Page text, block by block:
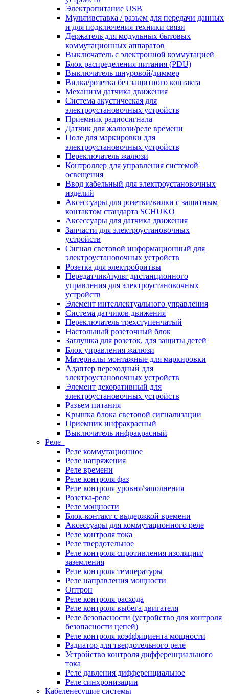
Электропитание USB
Мультивставка / разъем для передачи данных
и для подключения техники связи
Держатель для модульных бытовых
коммутационных аппаратов
Выключатель с электронной коммутацией
Блок распределения питания (PDU)
Выключатель шнуровой/диммер
Вилка/розетка без защитного контакта
Механизм датчика движения
Система акустическая для
электроустановочных устройств
Приемник радиосигнала
Датчик для жалюзи/реле времени
Поле для маркировки для
электроустановочных устройств
Переключатель жалюзи
Контроллер для управления системой
освещения
Ввод кабельный для электроустановочных
изделий
Аксессуары для розетки/вилки с защитным
контактом стандарта SCHUKO
Аксессуары для датчика движения
Запчасти для электроустановочных
устройств
Сигнал световой информационный для
электроустановочных устройств
Розетка для электробритвы
Передатчик/пульт дистанционного
управления для электроустановочных
устройств
Элемент интеллектуального управления
Система датчиков движения
Переключатель трехступенчатый
Настольный розеточный блок
Заглушка для розеток, для защиты детей
Блок управления жалюзи
Материалы монтажные для маркировки
Адаптер переходный для
электроустановочных устройств
Элемент декоративный для
электроустановочных устройств
Разъем питания
Крышка блока световой сигнализации
Приемник инфракрасный
Выключатель инфракрасный
Реле
Реле коммутационное
Реле напряжения
Реле времени
Реле контроля фаз
Реле контроля уровня/заполнения
Розетка-реле
Реле мощности
Блок-контакт с выдержкой времени
Аксессуары для коммутационного реле
Реле контроля тока
Реле твердотельное
Реле контроля спротивления изоляции/
заземления
Реле контроля температуры
Реле направления мощности
Оптрон
Реле контроля расхода
Реле контроля выбега двигателя
Реле безопасности (устройство для контроля
безопасности цепей)
Реле контроля коэффициента мощности
Радиатор для твердотельного реле
Устройство контроля дифференциального
тока
Реле давления дифференциальное
Реле синхронизации
Кабеленесущие системы